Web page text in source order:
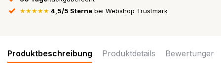
★★★★★ 4,5/5 Sterne bei Webshop Trustmark
Produktbeschreibung Produktdetails Bewertungen